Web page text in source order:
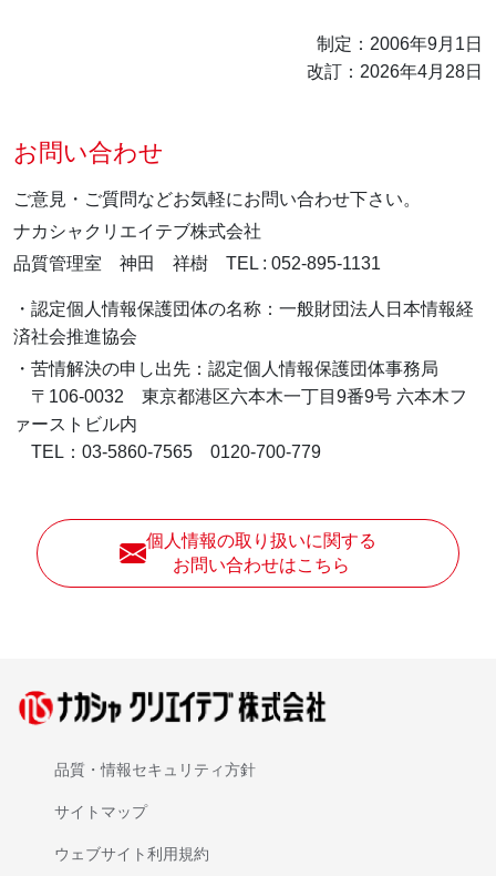
制定：2006年9月1日
改訂：2026年4月28日
お問い合わせ
ご意見・ご質問などお気軽にお問い合わせ下さい。
ナカシャクリエイテブ株式会社
品質管理室 神田 祥樹 TEL : 052-895-1131
・認定個人情報保護団体の名称：一般財団法人日本情報経
済社会推進協会
・苦情解決の申し出先：認定個人情報保護団体事務局
〒106-0032 東京都港区六本木一丁目9番9号 六本木フ
ァーストビル内
TEL：03-5860-7565 0120-700-779
個人情報の取り扱いに関する
お問い合わせはこちら
品質・情報セキュリティ方針
サイトマップ
ウェブサイト利用規約